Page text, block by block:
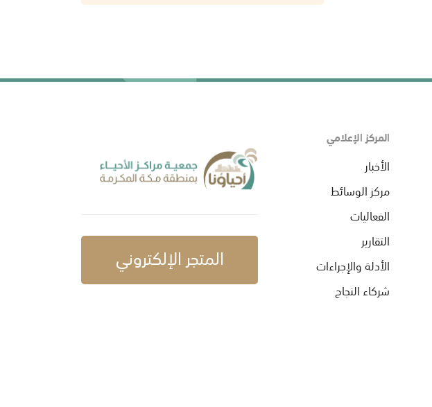
المركز الإعلامي
الأخبار
مركز الوسائط
الفعاليات
التقارير
الأدلة والإجراءات
شركاء النجاح
المتجر الإلكتروني